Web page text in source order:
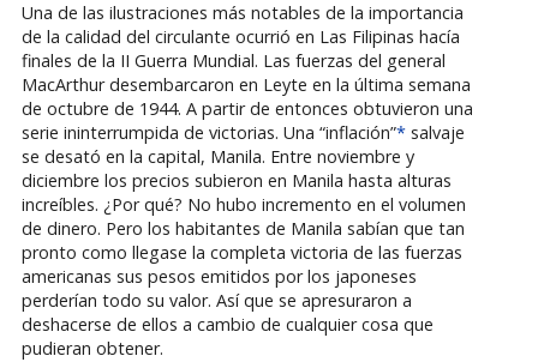
Una de las ilustraciones más notables de la importancia
de la calidad del circulante ocurrió en Las Filipinas hacía
finales de la II Guerra Mundial. Las fuerzas del general
MacArthur desembarcaron en Leyte en la última semana
de octubre de 1944. A partir de entonces obtuvieron una
serie ininterrumpida de victorias. Una “inflación”*salvaje
se desató en la capital, Manila. Entre noviembre y
diciembre los precios subieron en Manila hasta alturas
increíbles. ¿Por qué? No hubo incremento en el volumen
de dinero. Pero los habitantes de Manila sabían que tan
pronto como llegase la completa victoria de las fuerzas
americanas sus pesos emitidos por los japoneses
perderían todo su valor. Así que se apresuraron a
deshacerse de ellos a cambio de cualquier cosa que
pudieran obtener.